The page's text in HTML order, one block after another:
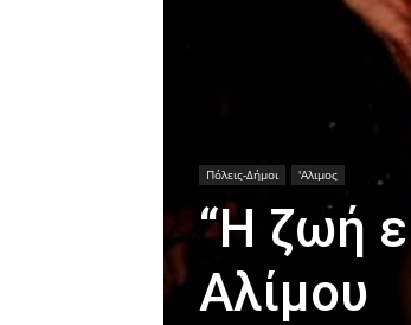
Πόλεις-Δήμοι 'Αλιμος
“Η ζωή
Αλίμου